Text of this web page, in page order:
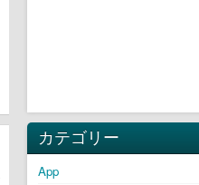
カテゴリー
App